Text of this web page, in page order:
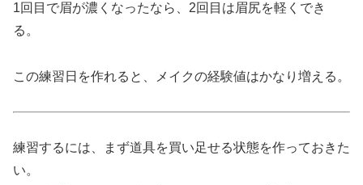
1回目で眉が濃くなったなら、2回目は眉尻を軽くでき
る。
この練習日を作れると、メイクの経験値はかなり増える。
練習するには、まず道具を買い足せる状態を作っておきた
い。